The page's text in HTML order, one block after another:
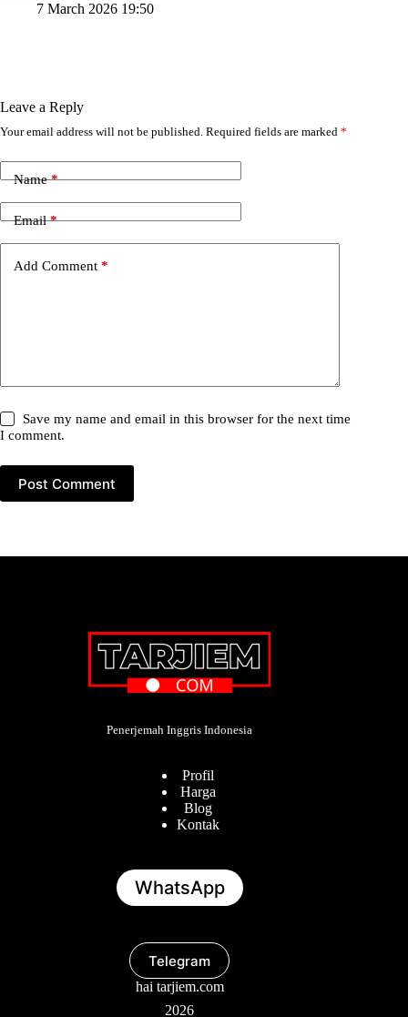
7 March 2026 19:50
Leave a Reply
Your email address will not be published. Required fields are marked *
Name*
Email*
Add Comment *
Save my name and email in this browser for the next time
I comment.
Post Comment
Penerjemah Inggris Indonesia
Profil
Harga
Blog
Kontak
WhatsApp
Telegram
hai tarjiem.com
2026